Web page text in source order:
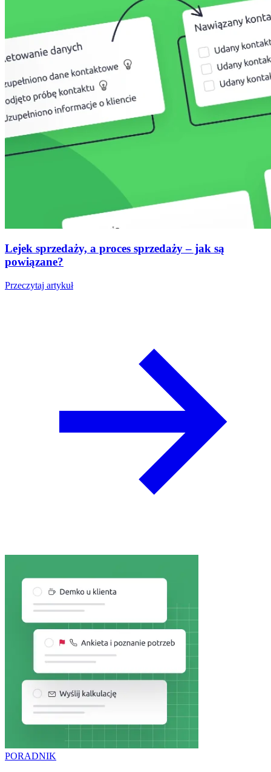
Lejek sprzedaży, a proces sprzedaży – jak są
powiązane?
Przeczytaj artykuł
PORADNIK